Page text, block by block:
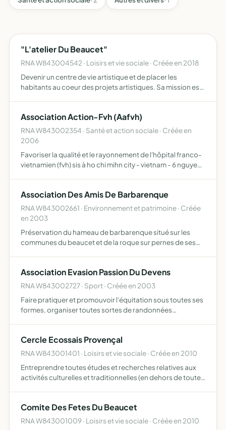
"L'atelier Du Beaucet"
RNA W843004542 · Loisirs et vie sociale · Créée en 2018
Devenir un centre de vie artistique et de placer les
habitants au coeur des projets artistiques. Sa mission est
Association Action-Fvh (Aafvh)
RNA W843002354 · Santé et action sociale · Créée en
2006
Favoriser la qualité et le rayonnement de l'hôpital franco-
vietnamien (fvh) sis à ho chi mihn city - vietnam - 6 nguyen
Association Des Amis De Barbarenque
RNA W843002661 · Environnement et patrimoine · Créée
en 2003
Préservation du hameau de barbarenque situé sur les
communes du beaucet et de la roque sur pernes de ses
le…
Association Evasion Passion Du Devens
RNA W843002727 · Sport · Créée en 2003
Faire pratiquer et promouvoir l'équitation sous toutes ses
formes, organiser toutes sortes de randonnées
ces a…
Cercle Ecossais Provençal
RNA W843001401 · Loisirs et vie sociale · Créée en 2010
Entreprendre toutes études et recherches relatives aux
activités culturelles et traditionnelles (en dehors de toute
Comite Des Fetes Du Beaucet
RNA W843001009 · Loisirs et vie sociale · Créée en 2010